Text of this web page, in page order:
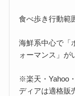
食べ歩き行動範
海鮮系中心で「
ォーマンス」が
※楽天・Yahoo
ディアは適格販